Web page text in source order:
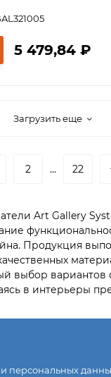
5 479,84 ₽
Загрузить еще
2 ... 22
Art Gallery
Продукция
выбор
в интерьеры
персональных